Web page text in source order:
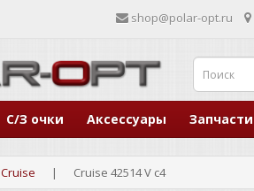
shop@polar-opt.ru
С/З очки Аксессуары Запчасти
Cruise Cruise 42514 V c4